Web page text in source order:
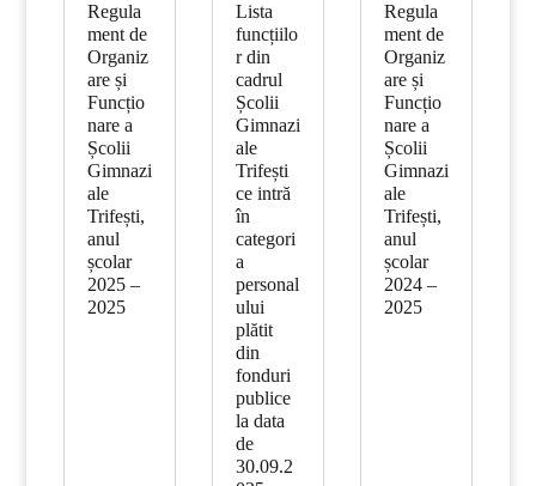
Regula
ment de
Organiz
are și
Funcțio
nare a
Școlii
Gimnazi
ale
Trifești,
anul
școlar
2025 –
2025
Lista
funcțiilo
r din
cadrul
Școlii
Gimnazi
ale
Trifești
ce intră
în
categori
a
personal
ului
plătit
din
fonduri
publice
la data
de
30.09.2
Regula
ment de
Organiz
are și
Funcțio
nare a
Școlii
Gimnazi
ale
Trifești,
anul
școlar
2024 –
2025